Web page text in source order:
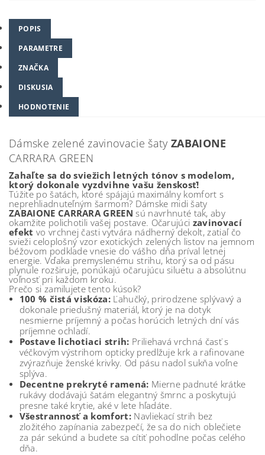
POPIS
PARAMETRE
ZNAČKA
DISKUSIA
HODNOTENIE
Dámske zelené zavinovacie šaty ZABAIONE
CARRARA GREEN
Zahaľte sa do sviežich letných tónov s modelom,
ktorý dokonale vyzdvihne vašu ženskosť!
Túžite po šatách, ktoré spájajú maximálny komfort s
neprehliadnuteľným šarmom? Dámske midi šaty
ZABAIONE CARRARA GREEN sú navrhnuté tak, aby
okamžite polichotili vašej postave. Očarujúci zavinovací
efekt vo vrchnej časti vytvára nádherný dekolt, zatiaľ čo
svieži celoplošný vzor exotických zelených listov na jemnom
béžovom podklade vnesie do vášho dňa príval letnej
energie. Vďaka premyslenému strihu, ktorý sa od pásu
plynule rozširuje, ponúkajú očarujúcu siluetu a absolútnu
voľnosť pri každom kroku.
Prečo si zamilujete tento kúsok?
100 % čistá viskóza: Ľahučký, prirodzene splývavý a
dokonale priedušný materiál, ktorý je na dotyk
nesmierne príjemný a počas horúcich letných dní vás
príjemne ochladí.
Postave lichotiaci strih: Priliehavá vrchná časť s
véčkovým výstrihom opticky predlžuje krk a rafinovane
zvýrazňuje ženské krivky. Od pásu nadol sukňa voľne
splýva.
Decentne prekryté ramená: Mierne padnuté krátke
rukávy dodávajú šatám elegantný šmrnc a poskytujú
presne také krytie, aké v lete hľadáte.
Všestrannosť a komfort:Navliekací strih bez
zložitého zapínania zabezpečí, že sa do nich oblečiete
za pár sekúnd a budete sa cítiť pohodlne počas celého
dňa.